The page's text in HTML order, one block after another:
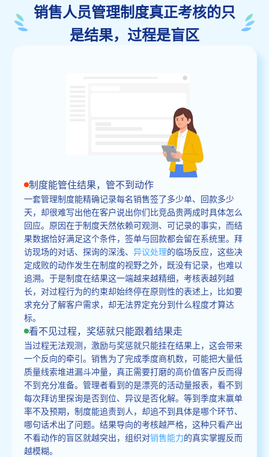
销售人员管理制度真正考核的只
是结果，过程是盲区
制度能管住结果，管不到动作
一套管理制度能精确记录每名销售签了多少单、回款多少
天，却很难写出他在客户说出你们比竞品贵两成时具体怎么
回应。原因在于制度天然依赖可观测、可记录的事实，而结
果数据恰好满足这个条件，签单与回款都会留在系统里。拜
访现场的对话、探询的深浅、 异议处理的临场反应，这些决
定成败的动作发生在制度的视野之外，既没有记录，也难以
追溯。于是制度在结果这一端越来越精细，考核表越列越
长，对过程行为的约束却始终停在原则性的表述上，比如要
求充分了解客户需求，却无法界定充分到什么程度才算达
标。
看不见过程，奖惩就只能跟着结果走
当过程无法观测，激励与奖惩就只能挂在结果上，这会带来
一个反向的牵引。销售为了完成季度商机数，可能把大量低
质量线索堆进漏斗冲量，真正需要打磨的高价值客户反而得
不到充分准备。管理者看到的是漂亮的活动量报表，看不到
每次拜访里探询是否到位、异议是否化解。等到季度末赢单
率不及预期，制度能追责到人，却追不到具体是哪个环节、
哪句话术出了问题。结果导向的考核越严格，这种只看产出
不看动作的盲区就越突出，组织对销售能力的真实掌握反而
越模糊。